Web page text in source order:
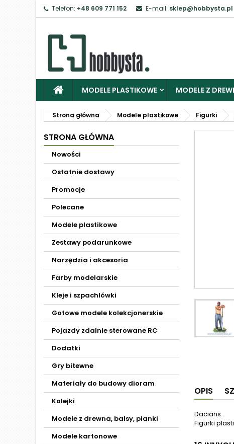
Telefon: +48 609 771 152 E-mail: sklep@hobbysta.pl
MODELE PLASTIKOWE MODELE Z
Strona główna Modele plastikowe Figurki
STRONA GŁÓWNA
Nowości
Ostatnie dostawy
Promocje
Polecane
Modele plastikowe
Zestawy podarunkowe
Narzędzia i akcesoria
Farby modelarskie
Kleje i szpachlówki
Gotowe modele kolekcjonerskie
Pojazdy zdalnie sterowane RC
Dodatki
Gry bitewne
Materiały do budowy dioram
Kolejki
Modele z drewna, balsy, pianki
Modele kartonowe
OPIS
Dacians.
Figurki